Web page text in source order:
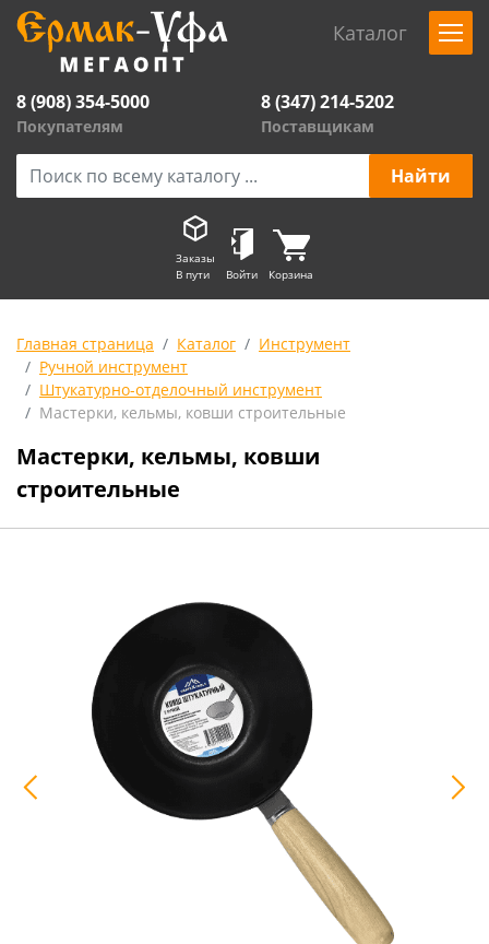
Каталог
8 (908) 354-5000
Покупателям
8 (347) 214-5202
Поставщикам
Заказы
В пути
Войти Корзина
Главная страница Каталог
Инструмент
Ручной инструмент
Штукатурно-отделочный инструмент
Мастерки, кельмы, ковши строительные
Мастерки, кельмы, ковши
строительные